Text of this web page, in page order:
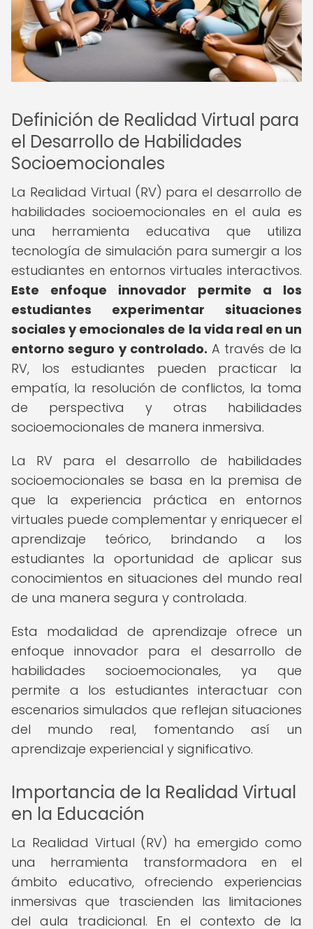
Definición de Realidad Virtual para
el Desarrollo de Habilidades
Socioemocionales
La Realidad Virtual (RV) para el desarrollo de
habilidades socioemocionales en el aula es
una herramienta educativa que utiliza
tecnología de simulación para sumergir a los
estudiantes en entornos virtuales interactivos.
Este enfoque innovador permite a los
estudiantes experimentar situaciones
sociales y emocionales de la vida real en un
entorno seguro y controlado. A través de la
RV, los estudiantes pueden practicar la
empatía, la resolución de conflictos, la toma
de perspectiva y otras habilidades
socioemocionales de manera inmersiva.
La RV para el desarrollo de habilidades
socioemocionales se basa en la premisa de
que la experiencia práctica en entornos
virtuales puede complementar y enriquecer el
aprendizaje teórico, brindando a los
estudiantes la oportunidad de aplicar sus
conocimientos en situaciones del mundo real
de una manera segura y controlada.
Esta modalidad de aprendizaje ofrece un
enfoque innovador para el desarrollo de
habilidades socioemocionales, ya que
permite a los estudiantes interactuar con
escenarios simulados que reflejan situaciones
del mundo real, fomentando así un
aprendizaje experiencial y significativo.
Importancia de la Realidad Virtual
en la Educación
La Realidad Virtual (RV) ha emergido como
una herramienta transformadora en el
ámbito educativo, ofreciendo experiencias
inmersivas que trascienden las limitaciones
del aula tradicional. En el contexto de la